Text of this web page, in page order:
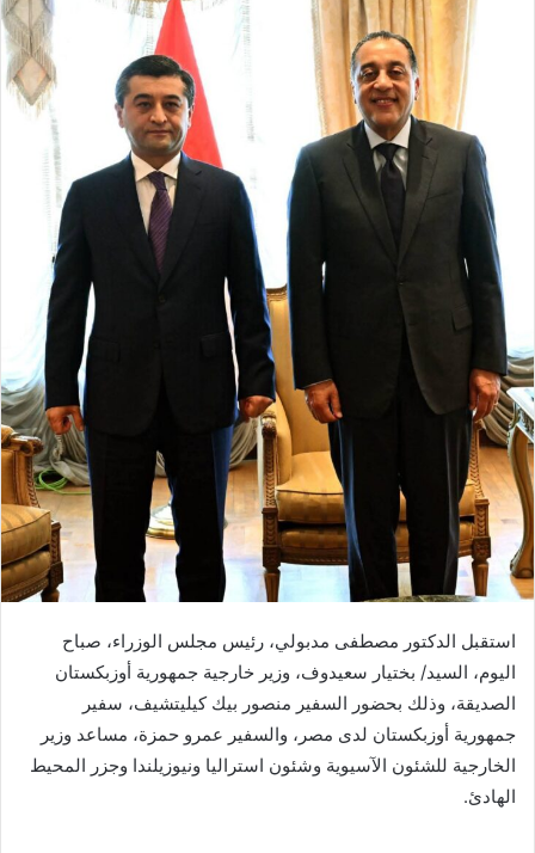
استقبل الدكتور مصطفى مدبولي، رئيس مجلس الوزراء، صباح
اليوم، السيد/ بختيار سعيدوف، وزير خارجية جمهورية أوزبكستان
الصديقة، وذلك بحضور السفير منصور بيك كيليتشيف، سفير
جمهورية أوزبكستان لدى مصر، والسفير عمرو حمزة، مساعد وزير
الخارجية للشئون الآسيوية وشئون استراليا ونيوزيلندا وجزر المحيط
الهادئ.